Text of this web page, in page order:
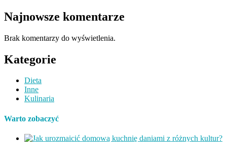
Najnowsze komentarze
Brak komentarzy do wyświetlenia.
Kategorie
Dieta
Inne
Kulinaria
Warto zobaczyć